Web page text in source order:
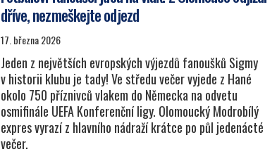
dříve, nezmeškejte odjezd
17. března 2026
Jeden z největších evropských výjezdů fanoušků Sigmy
v historii klubu je tady! Ve středu večer vyjede z Hané
okolo 750 příznivců vlakem do Německa na odvetu
osmifinále UEFA Konferenční ligy. Olomoucký Modrobílý
expres vyrazí z hlavního nádraží krátce po půl jedenácté
večer.